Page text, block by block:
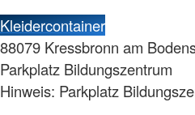
Kleidercontainer
88079 Kressbronn am
Parkplatz Bildungszentrum
Hinweis: Parkplatz